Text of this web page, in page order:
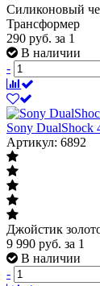
Силиконовый
Трансформер
290 руб. за 1
В наличии
-
Sony DualShock
Артикул: 6892
Джойстик
9 990 руб. за 1
В наличии
-